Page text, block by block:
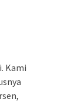
Kami